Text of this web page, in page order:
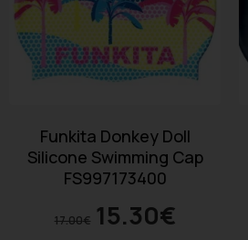
Funkita Donkey Doll
Silicone Swimming Cap
FS997173400
17.00€ 15.30€